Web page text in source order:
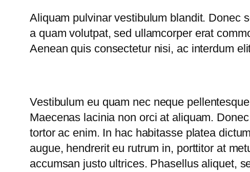
Aliquam pulvinar vestibulum blandit. Donec
a quam volutpat, sed ullamcorper erat
Aenean quis consectetur nisi, ac interdum
Vestibulum eu quam nec neque
Maecenas lacinia non orci at aliquam.
tortor ac enim. In hac habitasse platea
augue, hendrerit eu rutrum in, porttitor at
accumsan justo ultrices. Phasellus aliquet,